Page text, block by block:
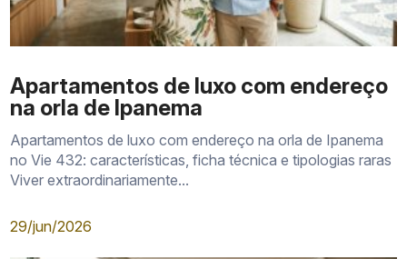
Apartamentos de luxo com endereço
na orla de Ipanema
Apartamentos de luxo com endereço na orla de Ipanema
no Vie 432: características, ficha técnica e tipologias raras
Viver extraordinariamente...
29/jun/2026